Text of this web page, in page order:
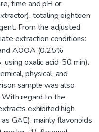
time and pH or
totaling eighteen
From the adjusted
extraction conditions:
AOOA (0.25%
oxalic acid, 50 min).
physical, and
sample was also
With regard to the
exhibited high
GAE), mainly flavonoids